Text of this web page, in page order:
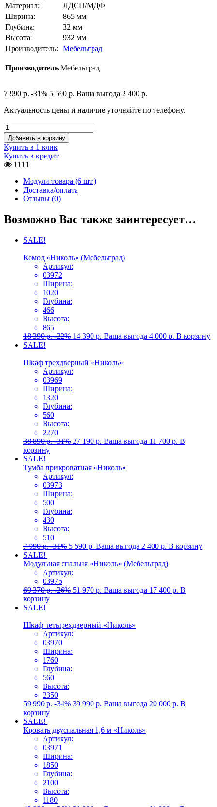
Материал:
ЛДСП/МДФ
Ширина:
865 мм
Глубина:
32 мм
Высота:
932 мм
Производитель:
Мебельград
Производитель Мебельград
7 990р. -31% 5 590 р. Ваша выгода 2 400 р.
Актуальность цены и наличие уточняйте по телефону.
Добавить в корзину
Купить в 1 клик
Купить в кредит
1111
Модули товара (6 шт.)
Доставка/оплата
Отзывы (0)
Возможно Вас также заинтересует…
SALE!
Комод «Николь» (Мебельград)
Артикул:
03972
Ширина:
1020
Глубина:
466
Высота:
865
18 390р. -22% 14 390 р. Ваша выгода 4 000 р. В корзину
SALE!
Шкаф трехдверный «Николь»
Артикул:
03969
Ширина:
1320
Глубина:
560
Высота:
2270
38 890р. -31% 27 190 р. Ваша выгода 11 700 р. В
корзину
SALE!
Тумба прикроватная «Николь»
Артикул:
03973
Ширина:
500
Глубина:
430
Высота:
510
7 990р. -31% 5 590 р. Ваша выгода 2 400 р. В корзину
SALE!
Модульная спальня «Николь» (Мебельград)
Артикул:
03975
69 370р. -26% 51 970 р. Ваша выгода 17 400 р. В
корзину
SALE!
Шкаф четырехдверный «Николь»
Артикул:
03970
Ширина:
1760
Глубина:
560
Высота:
2350
59 990р. -34% 39 990 р. Ваша выгода 20 000 р. В
корзину
SALE!
Кровать двуспальная 1,6 м «Николь»
Артикул:
03971
Ширина:
1850
Глубина:
2100
Высота:
1180